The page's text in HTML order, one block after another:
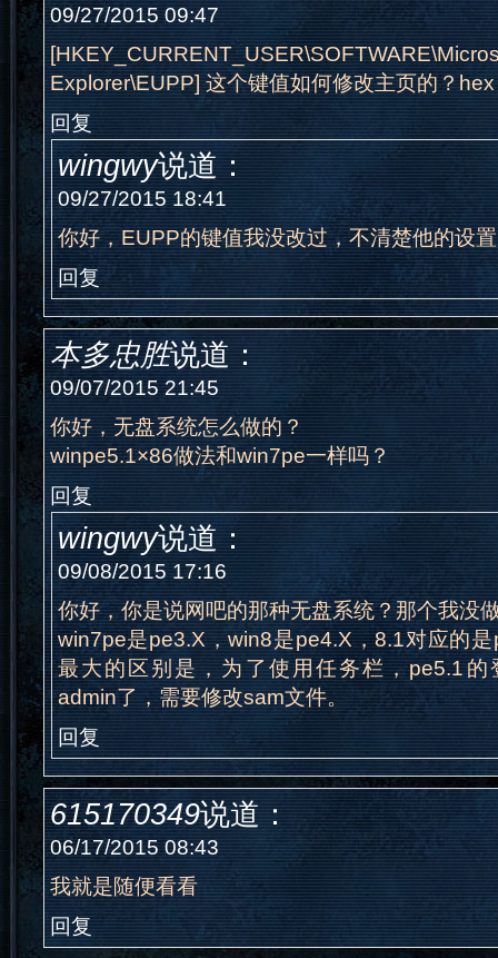
09/27/2015 09:47
Explorer\EUPP] 这个键值如何修改主页的？
回复
wingwy说道：
09/27/2015 18:41
你好，EUPP的键值我没改过，不清楚他的设
回复
本多忠胜说道：
09/07/2015 21:45
你好，无盘系统怎么做的？
winpe5.1×86做法和win7pe一样吗？
回复
wingwy说道：
09/08/2015 17:16
你好，你是说网吧的那种无盘系统？那个我没
win7pe是pe3.X，win8是pe4.X，8.1对应的
最大的区别是，为了使用任务栏，pe5.1的
admin了，需要修改sam文件。
回复
615170349说道：
06/17/2015 08:43
我就是随便看看
回复